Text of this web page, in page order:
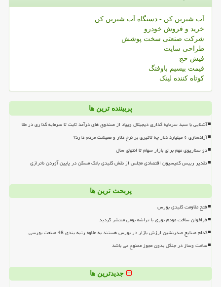
آب شیرین کن - دستگاه آب شیرین کن
خرید و فروش خودرو
شرکت صنعتی سخت پوشش
طراحی سایت
فیش حج
قیمت بیسیم باوفنگ
کوتاه کننده لینک
پربیننده ترین ها
آشنایی با سبد سرمایه گذاری دیجیتال ویپاد از صندوق های درآمد ثابت تا سرمایه گذاری در طلا
آزادسازی ۶ میلیارد دلار چه تاثیری بر نرخ دلار و معیشت مردم دارد؟
دو سناریوی مهم برای بازار سهام تا انتهای سال
تقدیر رییس کمیسیون اقتصادی مجلس از نقش کلیدی بانک مسکن در پایین آوردن ناترازی
پربحث ترین ها
فتح مقاومت کلیدی بورس
فراخوان ساخت مودم نوری با تراشه بومی منتشر گردید
کدام صنایع صدرنشین ارزش بازار در بورس هستند به علاوه رتبه بندی 48 صنعت بورسی
ساخت وساز در جنگل بدون مجوز ممنوع می باشد
جدیدترین ها